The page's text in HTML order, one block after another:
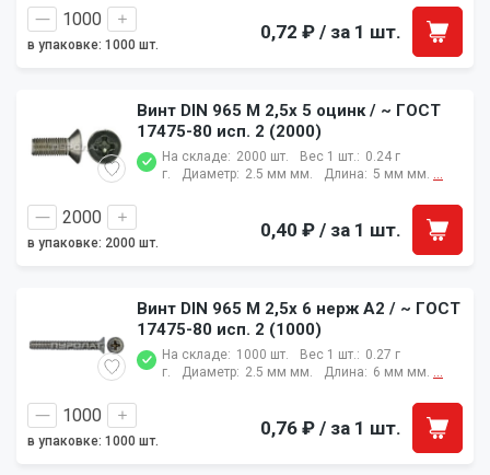
в упаковке: 1000 шт.
0,72 ₽ / за 1 шт.
Винт DIN 965 M 2,5x 5 оцинк / ~ ГОСТ
17475-80 исп. 2 (2000)
На складе: 2000 шт. Вес 1 шт.: 0.24 г
г.
Диаметр: 2.5 мм мм. Длина: 5 мм мм. ...
в упаковке: 2000 шт.
0,40 ₽ / за 1 шт.
Винт DIN 965 M 2,5x 6 нерж A2 / ~ ГОСТ
17475-80 исп. 2 (1000)
На складе: 1000 шт. Вес 1 шт.: 0.27 г
г.
Диаметр: 2.5 мм мм. Длина: 6 мм мм. ...
в упаковке: 1000 шт.
0,76 ₽ / за 1 шт.